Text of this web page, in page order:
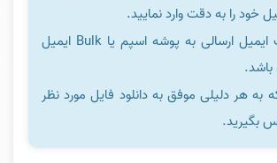
خود را به دقت وارد نمایید.
ممکن است ایمیل ارسالی به پوشه اسپم یا Bulk ایمیل
به هر دلیلی موفق به دانلود فایل مورد نظر
بگیرید.